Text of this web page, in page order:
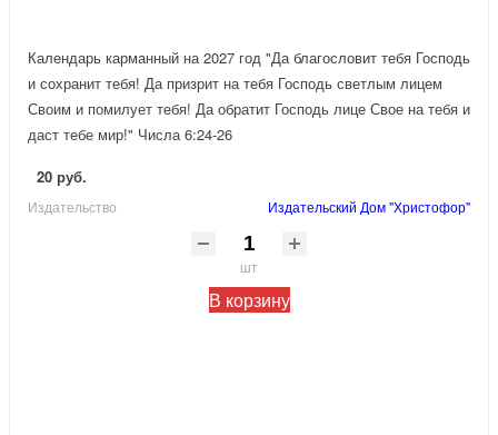
Календарь карманный на 2027 год "Да благословит тебя Господь
и сохранит тебя! Да призрит на тебя Господь светлым лицем
Своим и помилует тебя! Да обратит Господь лице Свое на тебя и
даст тебе мир!" Числа 6:24-26
20 руб.
Издательство Издательский Дом "Христофор"
шт
В корзину